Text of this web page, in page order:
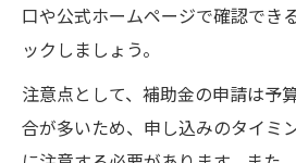
口や公式ホームページで確認でき
ックしましょう。
注意点として、補助金の申請は予
合が多いため、申し込みのタイミ